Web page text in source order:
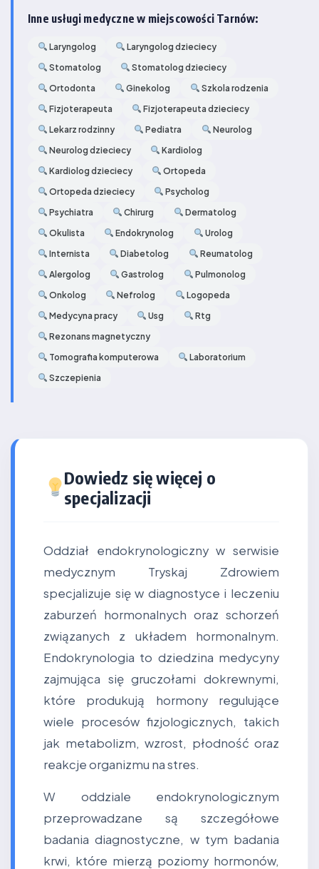
Inne usługi medyczne w miejscowości Tarnów:
Laryngolog
Laryngolog dzieciecy
Stomatolog
Stomatolog dzieciecy
Ortodonta
Ginekolog
Szkola rodzenia
Fizjoterapeuta
Fizjoterapeuta dzieciecy
Lekarz rodzinny
Pediatra
Neurolog
Neurolog dzieciecy
Kardiolog
Kardiolog dzieciecy
Ortopeda
Ortopeda dzieciecy
Psycholog
Psychiatra
Chirurg
Dermatolog
Okulista
Endokrynolog
Urolog
Internista
Diabetolog
Reumatolog
Alergolog
Gastrolog
Pulmonolog
Onkolog
Nefrolog
Logopeda
Medycyna pracy
Usg
Rtg
Rezonans magnetyczny
Tomografia komputerowa
Laboratorium
Szczepienia
Dowiedz się więcej o
specjalizacji
Oddział endokrynologiczny w serwisie
medycznym Tryskaj Zdrowiem
specjalizuje się w diagnostyce i leczeniu
zaburzeń hormonalnych oraz schorzeń
związanych z układem hormonalnym.
Endokrynologia to dziedzina medycyny
zajmująca się gruczołami dokrewnymi,
które produkują hormony regulujące
wiele procesów fizjologicznych, takich
jak metabolizm, wzrost, płodność oraz
reakcje organizmu na stres.
W oddziale endokrynologicznym
przeprowadzane są szczegółowe
badania diagnostyczne, w tym badania
krwi, które mierzą poziomy hormonów,